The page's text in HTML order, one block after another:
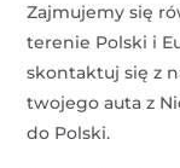
Zajmujemy się
terenie Polski i
skontaktuj się z
twojego auta z
do Polski.